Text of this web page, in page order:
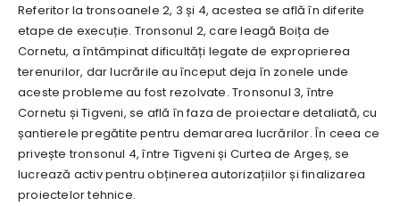
Referitor la tronsoanele 2, 3 și 4, acestea se află în diferite
etape de execuție. Tronsonul 2, care leagă Boița de
Cornetu, a întâmpinat dificultăți legate de exproprierea
terenurilor, dar lucrările au început deja în zonele unde
aceste probleme au fost rezolvate. Tronsonul 3, între
Cornetu și Tigveni, se află în faza de proiectare detaliată, cu
șantierele pregătite pentru demararea lucrărilor. În ceea ce
privește tronsonul 4, între Tigveni și Curtea de Argeș, se
lucrează activ pentru obținerea autorizațiilor și finalizarea
proiectelor tehnice.